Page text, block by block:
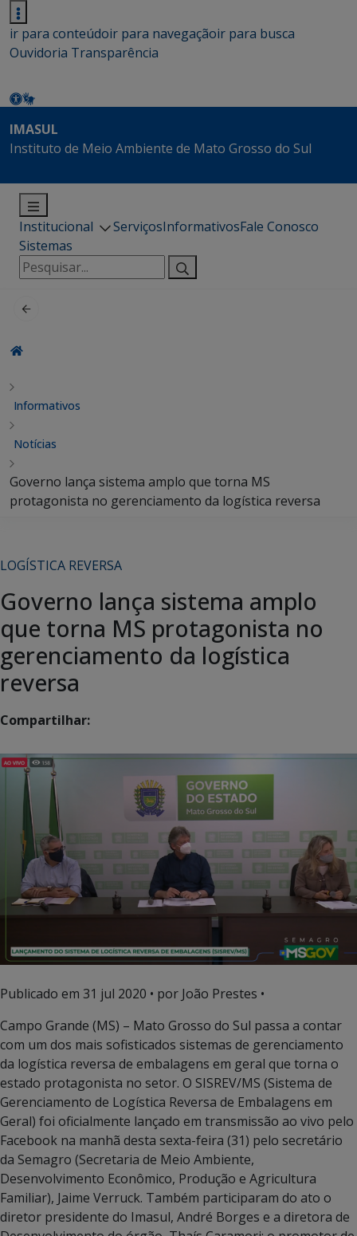
ir para conteúdoir para navegaçãoir para busca
Ouvidoria Transparência
IMASUL
Instituto de Meio Ambiente de Mato Grosso do Sul
Institucional ServiçosInformativosFale Conosco
Sistemas
Pesquisar
por:
Informativos
Notícias
Governo lança sistema amplo que torna MS
protagonista no gerenciamento da logística reversa
LOGÍSTICA REVERSA
Governo lança sistema amplo
que torna MS protagonista no
gerenciamento da logística
reversa
Compartilhar:
Publicado em 31 jul 2020 • por João Prestes •
Campo Grande (MS) – Mato Grosso do Sul passa a contar
com um dos mais sofisticados sistemas de gerenciamento
da logística reversa de embalagens em geral que torna o
estado protagonista no setor. O SISREV/MS (Sistema de
Gerenciamento de Logística Reversa de Embalagens em
Geral) foi oficialmente lançado em transmissão ao vivo pelo
Facebook na manhã desta sexta-feira (31) pelo secretário
da Semagro (Secretaria de Meio Ambiente,
Desenvolvimento Econômico, Produção e Agricultura
Familiar), Jaime Verruck. Também participaram do ato o
diretor presidente do Imasul, André Borges e a diretora de